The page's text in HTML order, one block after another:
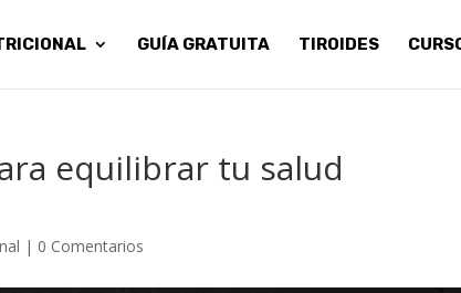
GUÍA GRATUITA TIROIDES
equilibrar tu salud
| 0 Comentarios